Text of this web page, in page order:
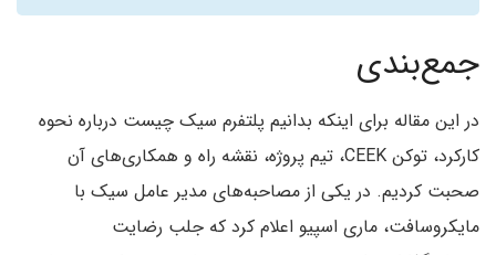
جمع‌بندی
در این مقاله برای اینکه بدانیم پلتفرم سیک چیست درباره نحوه
کارکرد، توکن CEEK، تیم پروژه، نقشه راه و همکاری‌های آن
صحبت کردیم. در یکی از مصاحبه‌های مدیر عامل سیک با
مایکروسافت، ماری اسپیو اعلام کرد که جلب رضایت